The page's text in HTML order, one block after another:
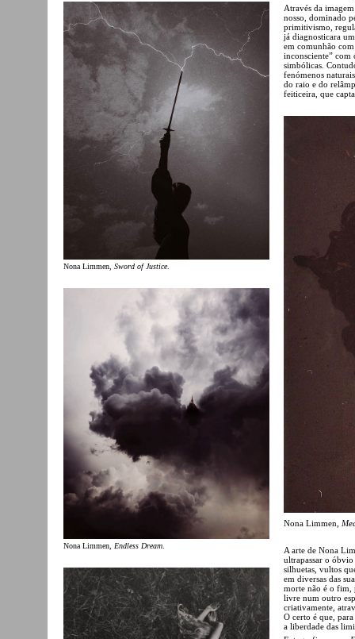
Nona Limmen, Sword of Justice.
Nona Limmen, Endless Dream.
Através da
nosso, dominado
primitivismo,
já diagnosticara
em comunhão
inconsciente” com
simbólicas.
fenómenos
do raio e do
feiticeira, que
Nona Limmen,
A arte de Nona
ultrapassar o óbvio
silhuetas, vultos
em diversas das
morte não é o fim,
livre num outro
criativamente,
O certo é que,
a liberdade das